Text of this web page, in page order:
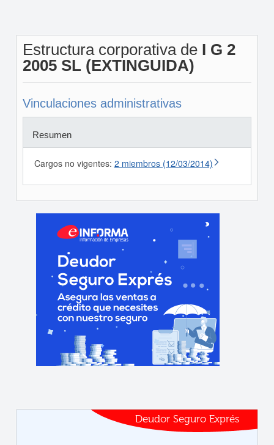
Estructura corporativa de I G 2
2005 SL (EXTINGUIDA)
Vinculaciones administrativas
Resumen
Cargos no vigentes: 2 miembros (12/03/2014)
Deudor Seguro Exprés